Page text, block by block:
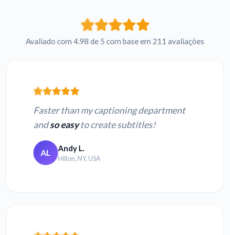
Avaliado com 4.98 de 5 com base em 211 avaliações
Faster than my captioning department
andso easyto create subtitles!
AL Andy L.
Hilton, NY, USA